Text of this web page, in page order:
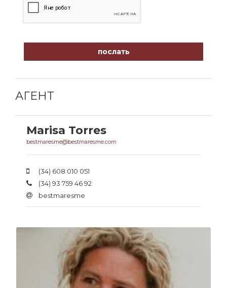
послать
АГЕНТ
Marisa Torres
bestmaresme@bestmaresme.com
(34) 608 010 051
(34) 93 759 46 92
bestmaresme